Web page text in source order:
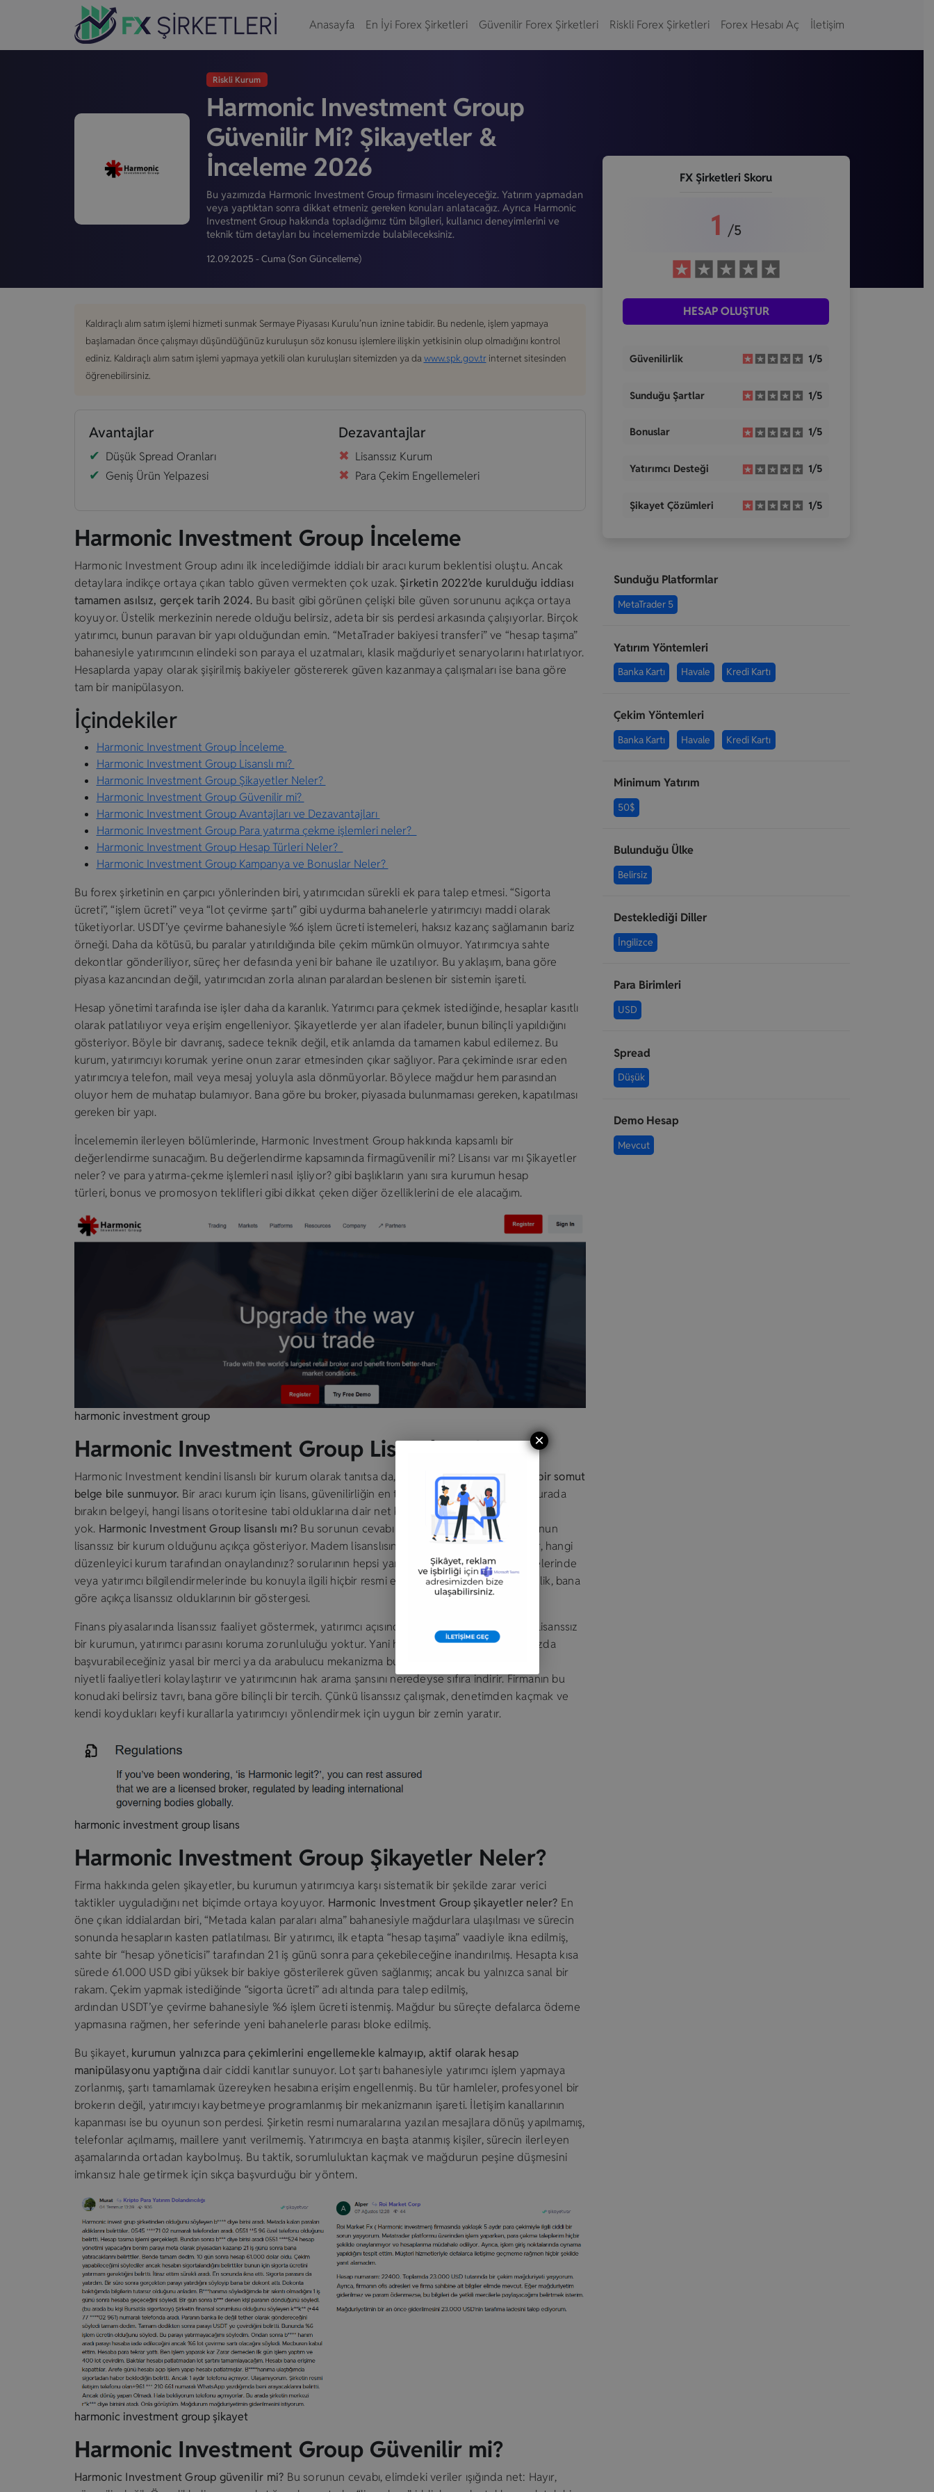
Anasayfa En İyi Forex Şirketleri Güvenilir Forex Şirketleri Riskli Forex Şirketleri Forex Hesabı Aç İletişim
Riskli Kurum
Harmonic Investment Group
Güvenilir Mi? Şikayetler &
İnceleme 2026
Bu yazımızda Harmonic Investment Group firmasını inceleyeceğiz. Yatırım yapmadan
veya yaptıktan sonra dikkat etmeniz gereken konuları anlatacağız. Ayrıca Harmonic
Investment Group hakkında topladığımız tüm bilgileri, kullanıcı deneyimlerini ve
teknik tüm detayları bu incelememizde bulabileceksiniz.
12.09.2025 - Cuma(Son Güncelleme)
Kaldıraçlı alım satım işlemi hizmeti sunmak Sermaye Piyasası Kurulu’nun iznine tabidir. Bu nedenle, işlem yapmaya
başlamadan önce çalışmayı düşündüğünüz kuruluşun söz konusu işlemlere ilişkin yetkisinin olup olmadığını kontrol
ediniz. Kaldıraçlı alım satım işlemi yapmaya yetkili olan kuruluşları sitemizden ya da www.spk.gov.trinternet sitesinden
öğrenebilirsiniz.
Avantajlar
Düşük Spread Oranları
Geniş Ürün Yelpazesi
Dezavantajlar
Lisanssız Kurum
Para Çekim Engellemeleri
Harmonic Investment Group İnceleme
Harmonic Investment Group adını ilk incelediğimde iddialı bir aracı kurum beklentisi oluştu. Ancak
detaylara indikçe ortaya çıkan tablo güven vermekten çok uzak. Şirketin 2022’de kurulduğu iddiası
tamamen asılsız, gerçek tarih 2024. Bu basit gibi görünen çelişki bile güven sorununu açıkça ortaya
koyuyor. Üstelik merkezinin nerede olduğu belirsiz, adeta bir sis perdesi arkasında çalışıyorlar. Birçok
yatırımcı, bunun paravan bir yapı olduğundan emin. “MetaTrader bakiyesi transferi” ve “hesap taşıma”
bahanesiyle yatırımcının elindeki son paraya el uzatmaları, klasik mağduriyet senaryolarını hatırlatıyor.
Hesaplarda yapay olarak şişirilmiş bakiyeler göstererek güven kazanmaya çalışmaları ise bana göre
tam bir manipülasyon.
İçindekiler
Harmonic Investment Group İnceleme
Harmonic Investment Group Lisanslı mı?
Harmonic Investment Group Şikayetler Neler?
Harmonic Investment Group Güvenilir mi?
Harmonic Investment Group Avantajları ve Dezavantajları
Harmonic Investment Group Para yatırma çekme işlemleri neler?
Harmonic Investment Group Hesap Türleri Neler?
Harmonic Investment Group Kampanya ve Bonuslar Neler?
Bu forex şirketinin en çarpıcı yönlerinden biri, yatırımcıdan sürekli ek para talep etmesi. “Sigorta
ücreti”, “işlem ücreti” veya “lot çevirme şartı” gibi uydurma bahanelerle yatırımcıyı maddi olarak
tüketiyorlar. USDT’ye çevirme bahanesiyle %6 işlem ücreti istemeleri, haksız kazanç sağlamanın bariz
örneği. Daha da kötüsü, bu paralar yatırıldığında bile çekim mümkün olmuyor. Yatırımcıya sahte
dekontlar gönderiliyor, süreç her defasında yeni bir bahane ile uzatılıyor. Bu yaklaşım, bana göre
piyasa kazancından değil, yatırımcıdan zorla alınan paralardan beslenen bir sistemin işareti.
Hesap yönetimi tarafında ise işler daha da karanlık. Yatırımcı para çekmek istediğinde, hesaplar kasıtlı
olarak patlatılıyor veya erişim engelleniyor. Şikayetlerde yer alan ifadeler, bunun bilinçli yapıldığını
gösteriyor. Böyle bir davranış, sadece teknik değil, etik anlamda da tamamen kabul edilemez. Bu
kurum, yatırımcıyı korumak yerine onun zarar etmesinden çıkar sağlıyor. Para çekiminde ısrar eden
yatırımcıya telefon, mail veya mesaj yoluyla asla dönmüyorlar. Böylece mağdur hem parasından
oluyor hem de muhatap bulamıyor. Bana göre bu broker, piyasada bulunmaması gereken, kapatılması
gereken bir yapı.
İncelememin ilerleyen bölümlerinde, Harmonic Investment Group hakkında kapsamlı bir
değerlendirme sunacağım. Bu değerlendirme kapsamında firmagüvenilir mi? Lisansı var mı Şikayetler
neler? ve para yatırma-çekme işlemleri nasıl işliyor? gibi başlıkların yanı sıra kurumun hesap
türleri, bonus ve promosyon teklifleri gibi dikkat çeken diğer özelliklerini de ele alacağım.
harmonic investment group
Harmonic Investment Group Lisanslı mı?
Harmonic Investment kendini lisanslı bir kurum olarak tanıtsa da,
bu iddiayı kanıtlayacak tek bir somut
belge bile sunmuyor. Bir aracı kurum için lisans, güvenilirliğin en temel göstergesidir; ancak burada
bırakın belgeyi, hangi lisans otoritesine tabi olduklarına dair net bir açıklama bile
yok. Harmonic Investment Group lisanslı mı? Bu sorunun cevabı basit: Hayır, eldeki veriler bunun
lisanssız bir kurum olduğunu açıkça gösteriyor. Madem lisanslısınız, hangi lisans numaranız var, hangi
düzenleyici kurum tarafından onaylandınız? sorularının hepsi yanıtsız kalıyor. Üstelik web sitelerinde
veya yatırımcı bilgilendirmelerinde bu konuyla ilgili hiçbir resmi evrak sergilenmiyor. Bu sessizlik, bana
göre açıkça lisanssız olduklarının bir göstergesi.
Finans piyasalarında lisanssız faaliyet göstermek, yatırımcı açısından büyük bir risk demektir. Lisanssız
bir kurumun, yatırımcı parasını koruma zorunluluğu yoktur. Yani herhangi bir sorun yaşadığınızda
başvurabileceğiniz yasal bir merci ya da arabulucu mekanizma bulunmaz. Bu durum, kötü
niyetli faaliyetleri kolaylaştırır ve yatırımcının hak arama şansını neredeyse sıfıra indirir. Firmanın bu
konudaki belirsiz tavrı, bana göre bilinçli bir tercih. Çünkü lisanssız çalışmak, denetimden kaçmak ve
kendi koydukları keyfi kurallarla yatırımcıyı yönlendirmek için uygun bir zemin yaratır.
harmonic investment group lisans
Harmonic Investment Group Şikayetler Neler?
Firma hakkında gelen şikayetler, bu kurumun yatırımcıya karşı sistematik bir şekilde zarar verici
taktikler uyguladığını net biçimde ortaya koyuyor. Harmonic Investment Group şikayetler neler? En
öne çıkan iddialardan biri, “Metada kalan paraları alma” bahanesiyle mağdurlara ulaşılması ve sürecin
sonunda hesapların kasten patlatılması. Bir yatırımcı, ilk etapta “hesap taşıma” vaadiyle ikna edilmiş,
sahte bir “hesap yöneticisi” tarafından 21 iş günü sonra para çekebileceğine inandırılmış. Hesapta kısa
sürede 61.000 USD gibi yüksek bir bakiye gösterilerek güven sağlanmış; ancak bu yalnızca sanal bir
rakam. Çekim yapmak istediğinde “sigorta ücreti” adı altında para talep edilmiş,
ardından USDT’ye çevirme bahanesiyle %6 işlem ücreti istenmiş. Mağdur bu süreçte defalarca ödeme
yapmasına rağmen, her seferinde yeni bahanelerle parası bloke edilmiş.
Bu şikayet, kurumun yalnızca para çekimlerini engellemekle kalmayıp, aktif olarak hesap
manipülasyonu yaptığına dair ciddi kanıtlar sunuyor. Lot şartı bahanesiyle yatırımcı işlem yapmaya
zorlanmış, şartı tamamlamak üzereyken hesabına erişim engellenmiş. Bu tür hamleler, profesyonel bir
brokerın değil, yatırımcıyı kaybetmeye programlanmış bir mekanizmanın işareti. İletişim kanallarının
kapanması ise bu oyunun son perdesi. Şirketin resmi numaralarına yazılan mesajlara dönüş yapılmamış,
telefonlar açılmamış, maillere yanıt verilmemiş. Yatırımcıya en başta atanmış kişiler, sürecin ilerleyen
aşamalarında ortadan kaybolmuş. Bu taktik, sorumluluktan kaçmak ve mağdurun peşine düşmesini
imkansız hale getirmek için sıkça başvurduğu bir yöntem.
harmonic investment group şikayet
Harmonic Investment Group Güvenilir mi?
Harmonic Investment Group güvenilir mi? Bu sorunun cevabı, elimdeki veriler ışığında net: Hayır,
FX Şirketleri Skoru
1 /5
HESAP OLUŞTUR
Güvenilirlik 1/5
Sunduğu Şartlar 1/5
Bonuslar 1/5
Yatırımcı Desteği 1/5
Şikayet Çözümleri 1/5
Sunduğu Platformlar
MetaTrader 5
Yatırım Yöntemleri
Banka Kartı Havale Kredi Kartı
Çekim Yöntemleri
Banka Kartı Havale Kredi Kartı
Minimum Yatırım
50$
Bulunduğu Ülke
Belirsiz
Desteklediği Diller
İngilizce
Para Birimleri
USD
Spread
Düşük
Demo Hesap
Mevcut
×